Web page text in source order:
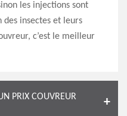
les injections sont
des insectes et leurs
c’est le meilleur
PRIX COUVREUR